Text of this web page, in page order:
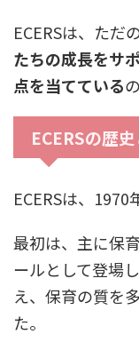
ECERSは、ただ
たちの成長をサ
点を当てている
ECERSの歴
ECERSは、1970
最初は、主に保
ールとして登場
え、保育の質を
た。